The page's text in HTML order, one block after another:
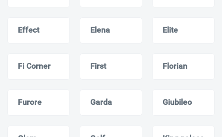
Effect Elena Elite
Fi Corner First Florian
Furore Garda Giubileo